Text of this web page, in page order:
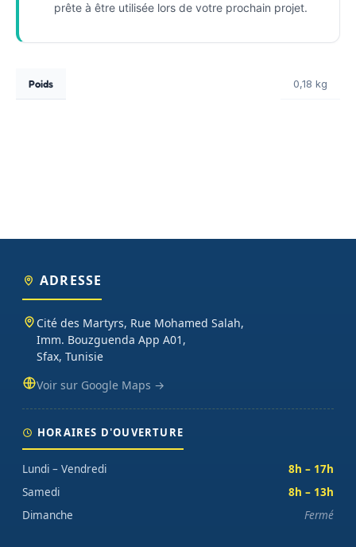
prête à être utilisée lors de votre prochain projet.
Poids 0,18 kg
ADRESSE
Cité des Martyrs, Rue Mohamed Salah,
Imm. Bouzguenda App A01,
Sfax, Tunisie
Voir sur Google Maps →
HORAIRES D'OUVERTURE
Lundi – Vendredi
8h – 17h
Samedi
8h – 13h
Dimanche
Fermé